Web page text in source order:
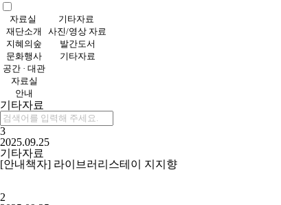
자료실
재단소개
지혜의숲
문화행사
공간 · 대관
자료실
안내
기타자료
사진/영상 자료
발간도서
기타자료
기타자료
3
2025.09.25
기타자료
[안내책자] 라이브러리스테이 지지향
2